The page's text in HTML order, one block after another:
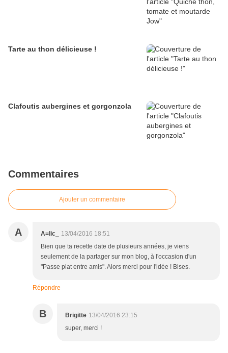
Tarte au thon délicieuse !
Clafoutis aubergines et gorgonzola
Commentaires
Ajouter un commentaire
A A=lic_
13/04/2016 18:51
Bien que ta recette date de plusieurs années, je viens
seulement de la partager sur mon blog, à l'occasion d'un
"Passe plat entre amis". Alors merci pour l'idée ! Bises.
Répondre
B Brigitte 13/04/2016 23:15
super, merci !